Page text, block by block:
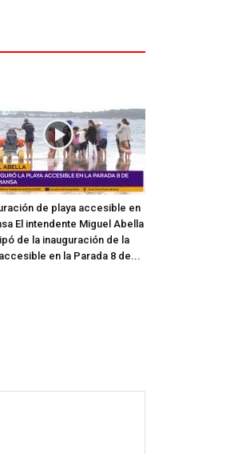
de playa accesible en
El intendente Miguel Abella
de la inauguración de la
en la Parada 8 de...